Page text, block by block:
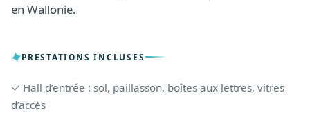
en Wallonie.
PRESTATIONS INCLUSES
✓ Hall d’entrée : sol, paillasson, boîtes aux lettres, vitres
d’accès